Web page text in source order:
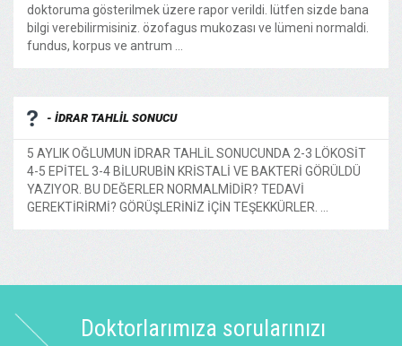
doktoruma gösterilmek üzere rapor verildi. lütfen sizde bana
bilgi verebilirmisiniz. özofagus mukozası ve lümeni normaldi.
fundus, korpus ve antrum ...
- İDRAR TAHLİL SONUCU
5 AYLIK OĞLUMUN İDRAR TAHLİL SONUCUNDA 2-3 LÖKOSİT
4-5 EPİTEL 3-4 BİLURUBİN KRİSTALİ VE BAKTERİ GÖRÜLDÜ
YAZIYOR. BU DEĞERLER NORMALMİDİR? TEDAVİ
GEREKTİRİRMİ? GÖRÜŞLERİNİZ İÇİN TEŞEKKÜRLER. ...
Doktorlarımıza sorularınızı